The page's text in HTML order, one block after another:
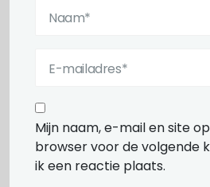
Mijn naam, e-mail en site
browser voor de volgende
ik een reactie plaats.